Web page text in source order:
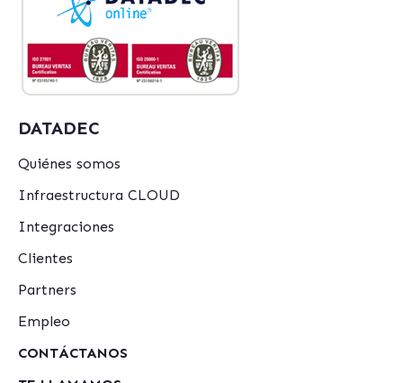
DATADEC
Quiénes somos
Infraestructura CLOUD
Integraciones
Clientes
Partners
Empleo
CONTÁCTANOS